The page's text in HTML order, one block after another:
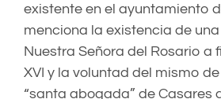
existente en el ayuntamiento
menciona la existencia de
Nuestra Señora del Rosario a
XVI y la voluntad del mismo
“santa abogada” de Casares